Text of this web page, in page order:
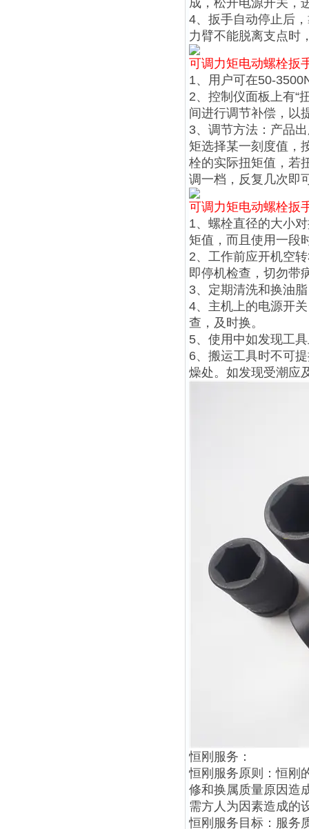
成，松开电源开关，
4、扳手自动停止后
力臂不能脱离支点时
可调力矩电动螺栓扳
1、用户可在50-
2、控制仪面板上有“
间进行调节补偿，以
3、调节方法：产品
矩选择某一刻度值，
栓的实际扭矩值，若
调一档，反复几次即
可调力矩电动螺栓扳
1、螺栓直径的大小
矩值，而且使用一段
2、工作前应开机空
即停机检查，切勿带
3、定期清洗和换油
4、主机上的电源开
查，及时换。
5、使用中如发现工
6、搬运工具时不可
燥处。如发现受潮应
恒刚服务：
恒刚服务原则：恒刚
修和换属质量原因造
需方人为因素造成的
恒刚服务目标：服务